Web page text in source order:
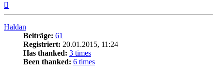
Haldan
Beiträge: 61
Registriert: 20.01.2015, 11:24
Has thanked: 3 times
Been thanked: 6 times